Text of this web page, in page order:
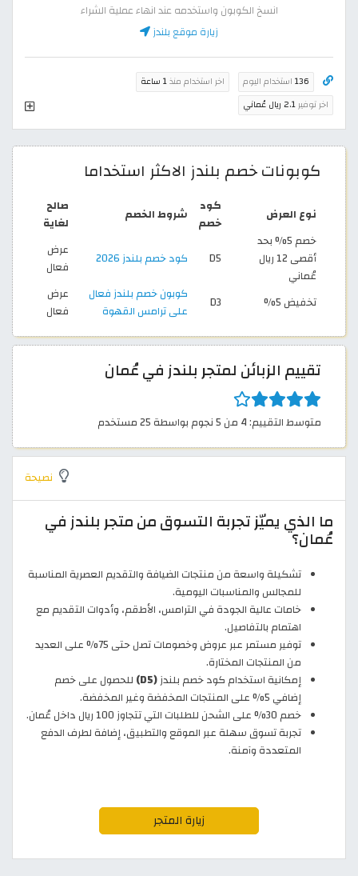
انسخ الكوبون واستخدمه عند انهاء عملية الشراء
زيارة موقع بلندز
136 استخدام اليوم اخر استخدام منذ1 ساعة
اخر توفير2.1 ريال عُماني
كوبونات خصم بلندز الاكثر استخداما
نوع العرض
كود
خصم
شروط الخصم
صالح
لغاية
خصم 5% بحد
أقصى 12 ريال
عُماني
D5 كود خصم بلندز 2026
عرض
فعال
تخفيض 5%
D3
كوبون خصم بلندز فعال
على ترامس القهوة
عرض
فعال
تقييم الزبائن لمتجر بلندز في عُمان
متوسط التقييم: 4 من 5 نجوم بواسطة 25 مستخدم
نصيحة
ما الذي يميّز تجربة التسوق من متجر بلندز في
عُمان؟
تشكيلة واسعة من منتجات الضيافة والتقديم العصرية المناسبة
للمجالس والمناسبات اليومية.
خامات عالية الجودة في الترامس، الأطقم، وأدوات التقديم مع
اهتمام بالتفاصيل.
توفير مستمر عبر عروض وخصومات تصل حتى 75% على العديد
من المنتجات المختارة.
إمكانية استخدام كود خصم بلندز(D5)
للحصول على خصم
إضافي 5% على المنتجات المخفضة وغير المخفضة.
خصم 30% على الشحن للطلبات التي تتجاوز 100 ريال داخل عُمان.
تجربة تسوق سهلة عبر الموقع والتطبيق، إضافة لطرف الدفع
المتعددة وآمنة.
زيارة المتجر